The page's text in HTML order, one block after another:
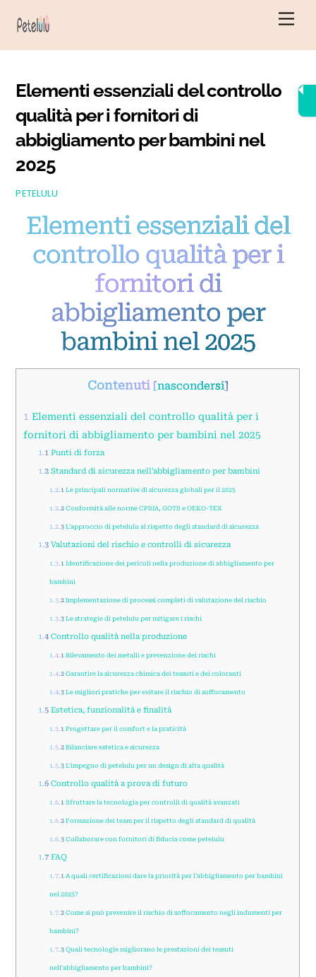
Elementi essenziali del controllo
qualità per i fornitori di
abbigliamento per bambini nel
2025
PETELULU
Elementi essenziali del
controllo qualità per i
fornitori di
abbigliamento per
bambini nel 2025
Contenuti [nascondersi]
1 Elementi essenziali del controllo qualità per i
fornitori di abbigliamento per bambini nel 2025
1.1Punti di forza
1.2Standard di sicurezza nell'abbigliamento per bambini
1.2.1 Le principali normative di sicurezza globali per il 2025
1.2.2 Conformità alle norme CPSIA, GOTS e OEKO-TEX
1.2.3 L'approccio di petelulu al rispetto degli standard di sicurezza
1.3Valutazioni del rischio e controlli di sicurezza
1.3.1 Identificazione dei pericoli nella produzione di abbigliamento per
bambini
1.3.2 Implementazione di processi completi di valutazione del rischio
1.3.3 Le strategie di petelulu per mitigare i rischi
1.4Controllo qualità nella produzione
1.4.1 Rilevamento dei metalli e prevenzione dei rischi
1.4.2 Garantire la sicurezza chimica dei tessuti e dei coloranti
1.4.3 Le migliori pratiche per evitare il rischio di soffocamento
1.5Estetica, funzionalità e finalità
1.5.1 Progettare per il comfort e la praticità
1.5.2 Bilanciare estetica e sicurezza
1.5.3 L'impegno di petelulu per un design di alta qualità
1.6Controllo qualità a prova di futuro
1.6.1 Sfruttare la tecnologia per controlli di qualità avanzati
1.6.2 Formazione dei team per il rispetto degli standard di qualità
1.6.3 Collaborare con fornitori di fiducia come petelulu
1.7FAQ
1.7.1 A quali certificazioni dare la priorità per l'abbigliamento per bambini
nel 2025?
1.7.2 Come si può prevenire il rischio di soffocamento negli indumenti per
bambini?
1.7.3 Quali tecnologie migliorano le prestazioni dei tessuti
nell'abbigliamento per bambini?